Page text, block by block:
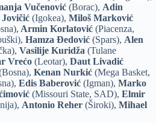
Vučenović (Borac), Adin
(Igokea), Miloš Marković
Armin Korlatović (Piacenza,
Hamza Đedović (Spars), Alen
Vasilije Kuridža (Tulane
Vrećo (Leotar), Daut Livadić
Kenan Nurkić (Mega Basket,
Edis Baberović (Igman), Marko
(Missouri State, SAD), Elmir
Antonio Reher (Široki), Mihael